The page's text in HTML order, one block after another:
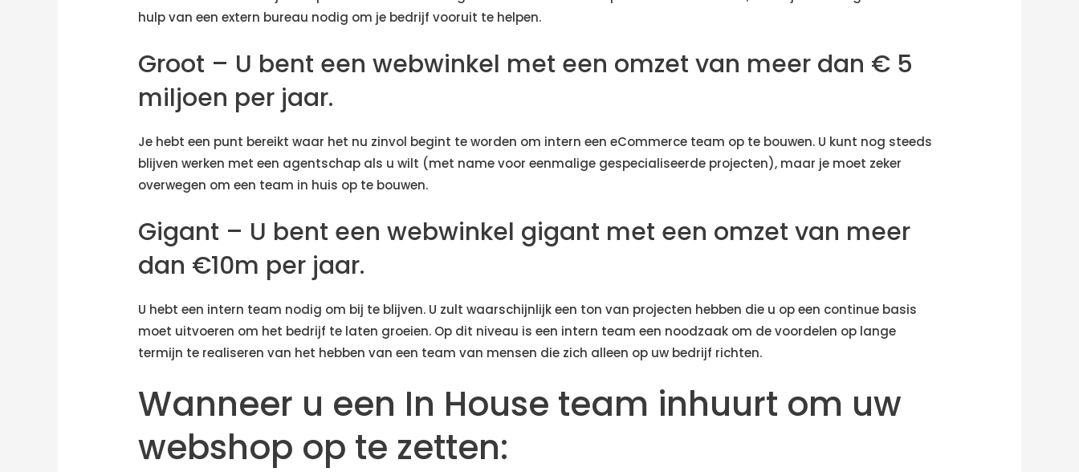
hulp van een extern bureau nodig om je bedrijf vooruit te helpen.
Groot – U bent een webwinkel met een omzet van meer dan € 5
miljoen per jaar.
Je hebt een punt bereikt waar het nu zinvol begint te worden om intern een eCommerce team op te bouwen. U kunt nog steeds
blijven werken met een agentschap als u wilt (met name voor eenmalige gespecialiseerde projecten), maar je moet zeker
overwegen om een team in huis op te bouwen.
Gigant – U bent een webwinkel gigant met een omzet van meer
dan €10m per jaar.
U hebt een intern team nodig om bij te blijven. U zult waarschijnlijk een ton van projecten hebben die u op een continue basis
moet uitvoeren om het bedrijf te laten groeien. Op dit niveau is een intern team een noodzaak om de voordelen op lange
termijn te realiseren van het hebben van een team van mensen die zich alleen op uw bedrijf richten.
Wanneer u een In House team inhuurt om uw
webshop op te zetten: